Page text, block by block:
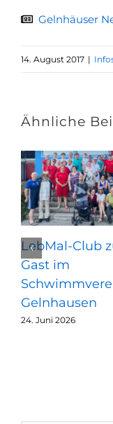
Gelnhäuser
14. August 2017 |
Ähnliche
LebMal-Club
Gast im
Gelnhausen
24. Juni 2026